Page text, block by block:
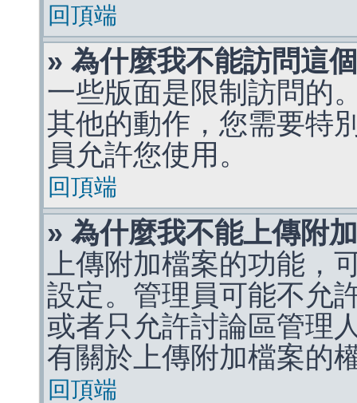
回頂端
» 為什麼我不能訪問這
一些版面是限制訪問的
其他的動作，您需要特
員允許您使用。
回頂端
» 為什麼我不能上傳附
上傳附加檔案的功能，
設定。管理員可能不允
或者只允許討論區管理
有關於上傳附加檔案的
回頂端